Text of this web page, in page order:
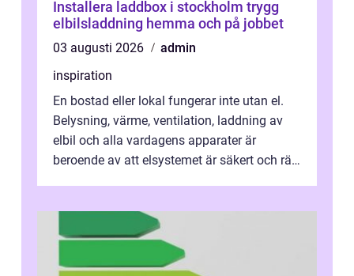
Installera laddbox i stockholm trygg
elbilsladdning hemma och på jobbet
03 augusti 2026
admin
inspiration
En bostad eller lokal fungerar inte utan el.
Belysning, värme, ventilation, laddning av
elbil och alla vardagens apparater är
beroende av att elsystemet är säkert och rätt